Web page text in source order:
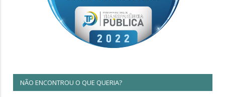
NÃO ENCONTROU O QUE QUERIA?